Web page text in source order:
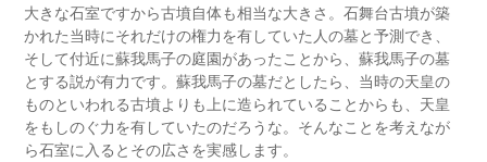
大きな石室ですから古墳自体も相当な大きさ。石舞台古墳が築
かれた当時にそれだけの権力を有していた人の墓と予測でき、
そして付近に蘇我馬子の庭園があったことから、蘇我馬子の墓
とする説が有力です。蘇我馬子の墓だとしたら、当時の天皇の
ものといわれる古墳よりも上に造られていることからも、天皇
をもしのぐ力を有していたのだろうな。そんなことを考えなが
ら石室に入るとその広さを実感します。